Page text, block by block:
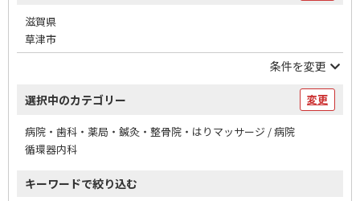
滋賀県
草津市
条件を変更
選択中のカテゴリー 変更
病院・歯科・薬局・鍼灸・整骨院・はりマッサージ / 病院
循環器内科
キーワードで絞り込む